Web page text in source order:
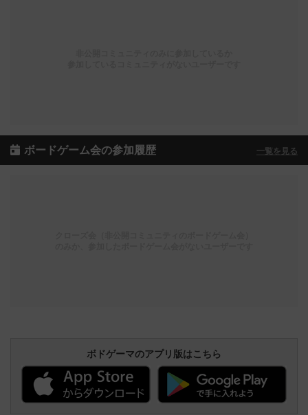
ボードゲーム会の参加履歴 一覧を見る
ボドゲーマのアプリ版はこちら